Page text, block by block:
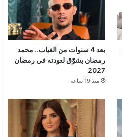
بعد 4 سنوات من الغياب.. محمد
رمضان يشوّق لعودته في رمضان
2027
منذ 19 ساعة